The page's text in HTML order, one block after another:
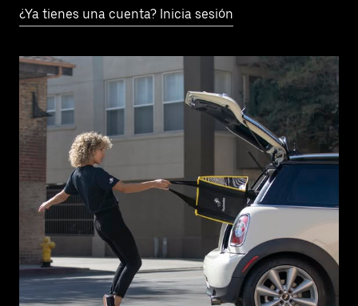
¿Ya tienes una cuenta? Inicia sesión